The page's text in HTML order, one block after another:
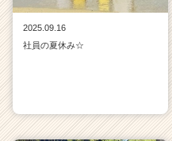
2025.09.16
社員の夏休み☆